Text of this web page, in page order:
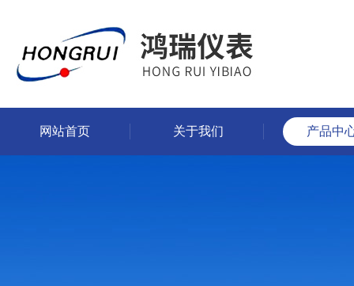
网站首页 关于我们 产品中